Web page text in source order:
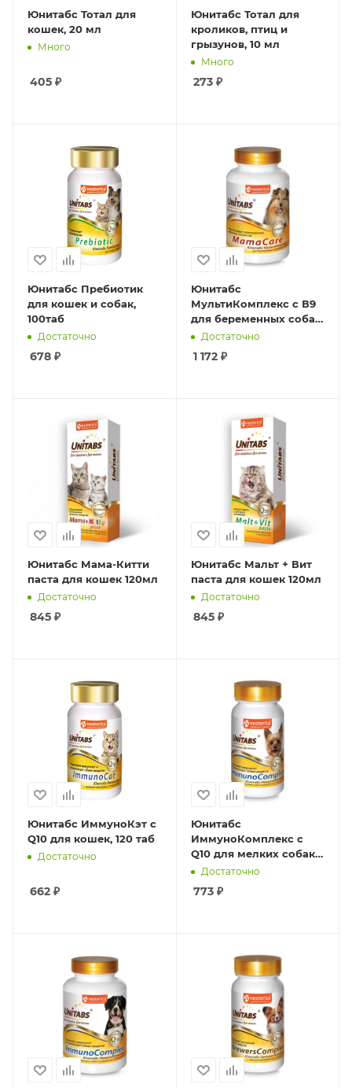
Юнитабс Тотал для
кошек, 20 мл
Много
405 ₽
Юнитабс Тотал для
кроликов, птиц и
грызунов, 10 мл
Много
273₽
Юнитабс Пребиотик
для кошек и собак,
100таб
Достаточно
678 ₽
Юнитабс
МультиКомплекс c В9
для беременных собак,
100таб
Достаточно
1 172₽
Юнитабс Мама-Китти
паста для кошек 120мл
Достаточно
845 ₽
Юнитабс Мальт + Вит
паста для кошек 120мл
Достаточно
845₽
Юнитабс ИммуноКэт с
Q10 для кошек, 120 таб
Достаточно
662 ₽
Юнитабс
ИммуноКомплекс c
Q10 для мелких собак,
100таб
Достаточно
773₽